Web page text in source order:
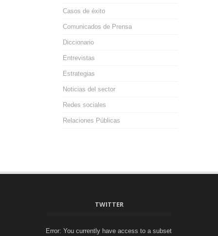
Casos de éxito
Comunicados de Prensa
Diccionario
Entrevistas
Estrategias
Noticias del sector
Redes sociales
Relaciones Públicas
TWITTER
Error: You currently have access to a subset